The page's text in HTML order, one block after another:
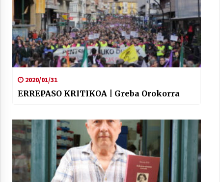
2020/01/31
ERREPASO KRITIKOA | Greba Orokorra